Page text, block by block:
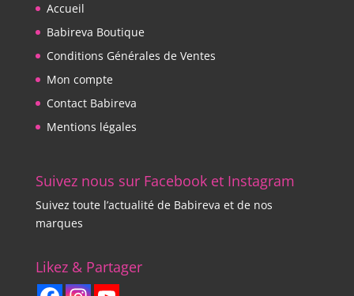
Accueil
Babireva Boutique
Conditions Générales de Ventes
Mon compte
Contact Babireva
Mentions légales
Suivez nous sur Facebook et Instagram
Suivez toute l’actualité de Babireva et de nos
marques
Likez & Partager